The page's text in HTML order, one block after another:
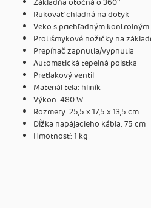
Rukoväť chladná na dotyk
Veko s priehľadným
Protišmykové nožičky na
Prepínač zapnutia/vypnutia
Automatická tepelná poistka
Pretlakový ventil
Materiál tela: hliník
Výkon: 480 W
Rozmery: 25,5 x 17,5 x 13,5 cm
Dĺžka napájacieho kábla: 75 cm
Hmotnosť: 1 kg